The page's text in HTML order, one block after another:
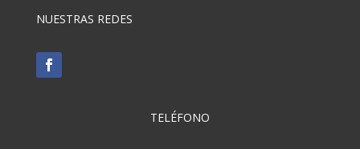
NUESTRAS REDES
TELÉFONO